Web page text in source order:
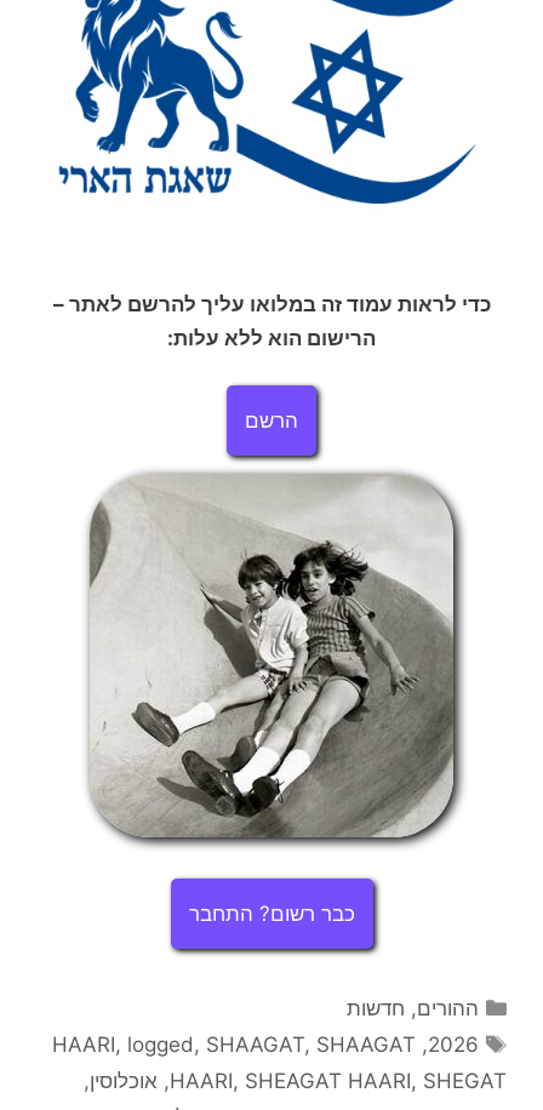
כדי לראות עמוד זה במלואו עליך להרשם לאתר –
הרישום הוא ללא עלות:
הרשם
כבר רשום? התחבר
קטגוריות
ההורים, חדשות
תגיות
2026
,
HAARI, logged , SHAAGAT, SHAAGAT
HAARI, SHEAGAT HAARI, SHEGAT
, אוכלוסין,